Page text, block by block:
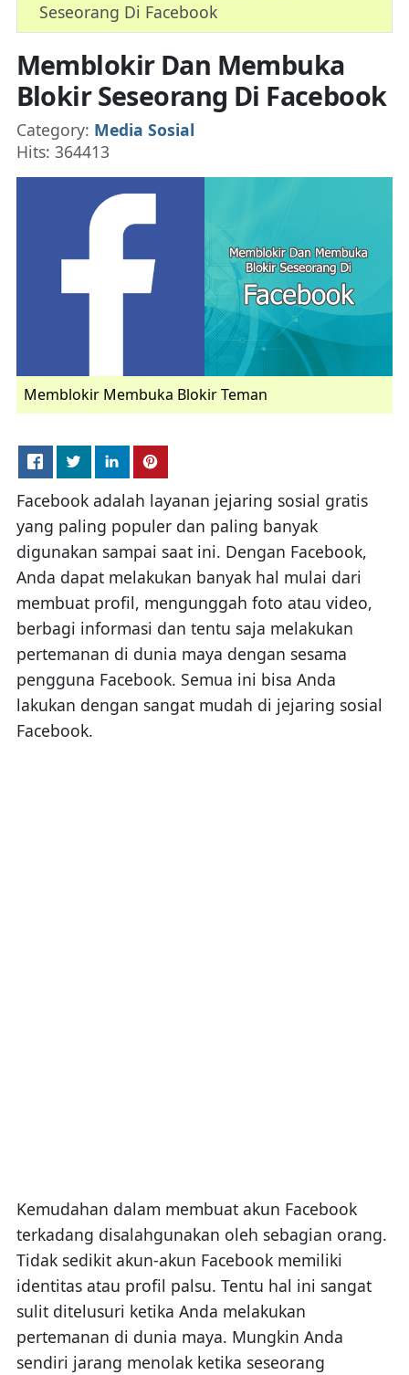
Seseorang Di Facebook
Memblokir Dan Membuka
Blokir Seseorang Di Facebook
Details
Category: Media Sosial
Hits: 364413
Memblokir Membuka Blokir Teman
Facebook adalah layanan jejaring sosial gratis
yang paling populer dan paling banyak
digunakan sampai saat ini. Dengan Facebook,
Anda dapat melakukan banyak hal mulai dari
membuat profil, mengunggah foto atau video,
berbagi informasi dan tentu saja melakukan
pertemanan di dunia maya dengan sesama
pengguna Facebook. Semua ini bisa Anda
lakukan dengan sangat mudah di jejaring sosial
Facebook.
Kemudahan dalam membuat akun Facebook
terkadang disalahgunakan oleh sebagian orang.
Tidak sedikit akun-akun Facebook memiliki
identitas atau profil palsu. Tentu hal ini sangat
sulit ditelusuri ketika Anda melakukan
pertemanan di dunia maya. Mungkin Anda
sendiri jarang menolak ketika seseorang